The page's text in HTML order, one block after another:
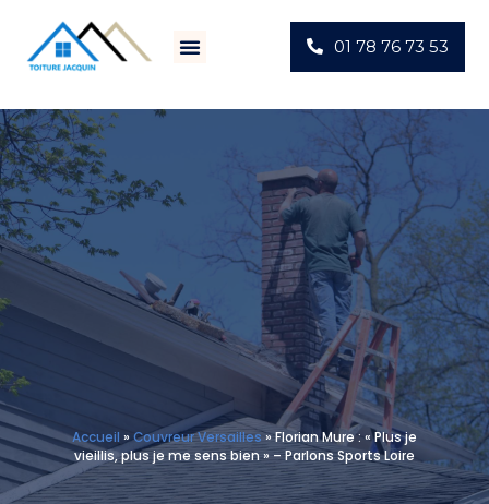
01 78 76 73 53
Accueil »Couvreur Versailles»Florian Mure : « Plus je
vieillis, plus je me sens bien » – Parlons Sports Loire